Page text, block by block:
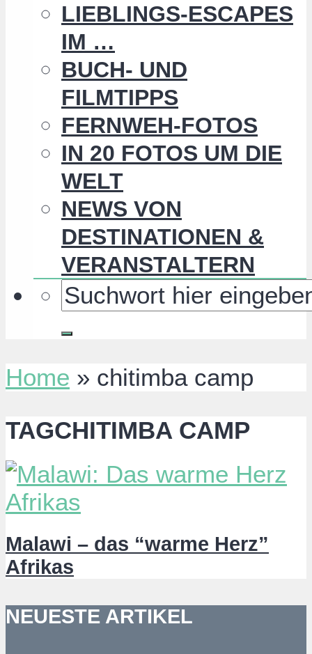
LIEBLINGS-ESCAPES
IM …
BUCH- UND
FILMTIPPS
FERNWEH-FOTOS
IN 20 FOTOS UM DIE
WELT
NEWS VON
DESTINATIONEN &
VERANSTALTERN
Home » chitimba camp
TAGCHITIMBA CAMP
Malawi – das “warme Herz”
Afrikas
NEUESTE ARTIKEL